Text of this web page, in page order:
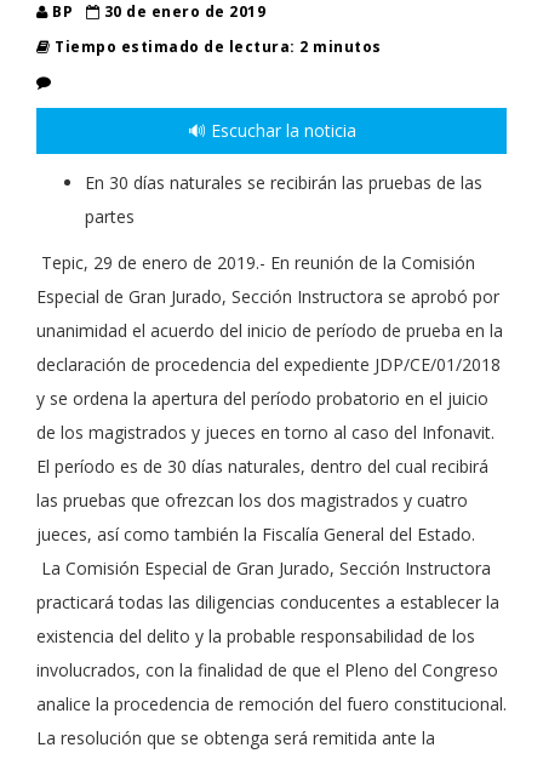
BP
30 de enero de 2019
Tiempo estimado de lectura: 2 minutos
🔊 Escuchar la noticia
En 30 días naturales se recibirán las pruebas de las
partes
Tepic, 29 de enero de 2019.- En reunión de la Comisión
Especial de Gran Jurado, Sección Instructora se aprobó por
unanimidad el acuerdo del inicio de período de prueba en la
declaración de procedencia del expediente JDP/CE/01/2018
y se ordena la apertura del período probatorio en el juicio
de los magistrados y jueces en torno al caso del Infonavit.
El período es de 30 días naturales, dentro del cual recibirá
las pruebas que ofrezcan los dos magistrados y cuatro
jueces, así como también la Fiscalía General del Estado.
La Comisión Especial de Gran Jurado, Sección Instructora
practicará todas las diligencias conducentes a establecer la
existencia del delito y la probable responsabilidad de los
involucrados, con la finalidad de que el Pleno del Congreso
analice la procedencia de remoción del fuero constitucional.
La resolución que se obtenga será remitida ante la